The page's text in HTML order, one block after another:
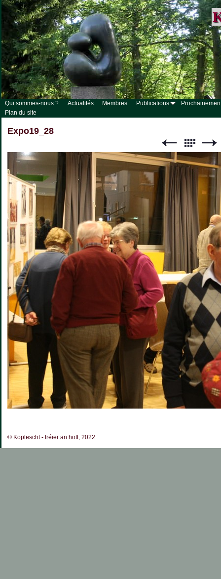
Qui sommes-nous ? Actualités Membres Publications
Plan du site
Expo19_28
© Koplescht - fréier an hott, 2022